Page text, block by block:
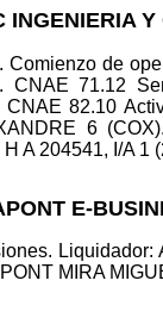
INGENIERIA
Comienzo de
CNAE 71.12
CNAE 82.10
6
A 204541, I/A 1
E-
Liquidador:
MIRA